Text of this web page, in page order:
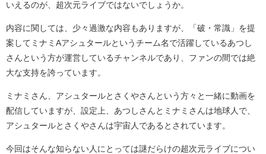
いえるのが、超次元ライブではないでしょうか。
内容に関しては、少々過激な内容もありますが、「破・常識」を提
案してミナミAアシュタールというチーム名で活躍しているあつし
さんという方が運営しているチャンネルであり、ファンの間では絶
大な支持を誇っています。
ミナミさん、アシュタールとさくやさんという方々と一緒に動画を
配信していますが、設定上、あつしさんとミナミさんは地球人で、
アシュタールとさくやさんは宇宙人であるとされています。
今回はそんな知らない人にとっては謎だらけの超次元ライブについ